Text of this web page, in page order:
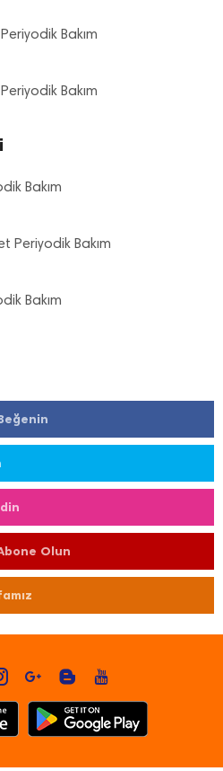
Bakım
Bakım
Bakım
Periyodik Bakım
Bakım
Olun